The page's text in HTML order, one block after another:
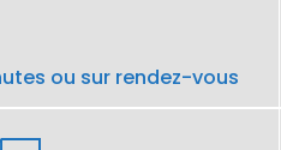
ou sur rendez-vous